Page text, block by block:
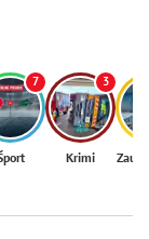
7 3
Krimi